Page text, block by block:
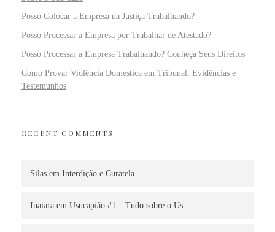
Posso Colocar a Empresa na Justiça Trabalhando?
Posso Processar a Empresa por Trabalhar de Atestado?
Posso Processar a Empresa Trabalhando? Conheça Seus Direitos
Como Provar Violência Doméstica em Tribunal: Evidências e
Testemunhos
RECENT COMMENTS
Silas em Interdição e Curatela
Inaiara em Usucapião #1 – Tudo sobre o Us…